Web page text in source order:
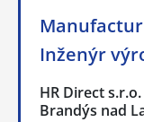
Inženýr
HR Direct s.r.o.
Brandýs nad